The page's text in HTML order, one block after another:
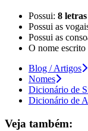
Possui: 8 letras
Possui as
Possui as
O nome
Blog / Artigos
Nomes
Dicionário de
Dicionário de
Veja também: